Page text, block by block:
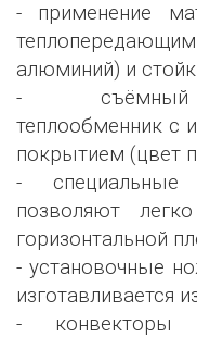
- применение
алюминий) и
- съёмный
теплообменник с
покрытием (цвет
- специальные
позволяют
горизонтальной
- установочные
изготавливается
- конвекторы